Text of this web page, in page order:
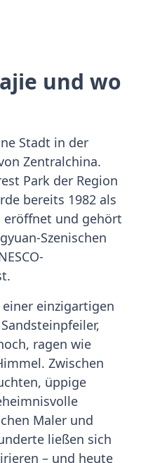
und wo
Stadt in der
Zentralchina.
Park der Region
bereits 1982 als
eröffnet und gehört
Szenischen
einzigartigen
ragen wie
Zwischen
üppige
Maler und
ließen sich
– und heute